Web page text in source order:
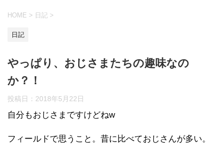
HOME > 日記 >
日記
やっぱり、おじさまたちの趣味なの
か？！
投稿日： 2018年5月22日
自分もおじさまですけどねw
フィールドで思うこと。昔に比べておじさんが多い。